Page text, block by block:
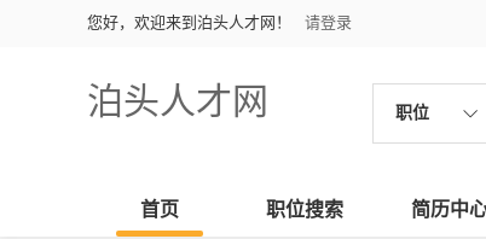
您好，欢迎来到泊头人才网！ 请登录
泊头人才网 职位
首页 职位搜索 简历中